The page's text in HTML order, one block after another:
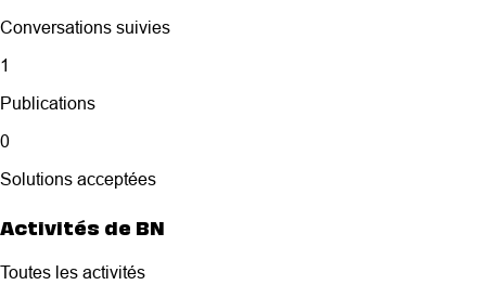
Conversations suivies
1
Publications
0
Solutions acceptées
Activités de BN
Toutes les activités